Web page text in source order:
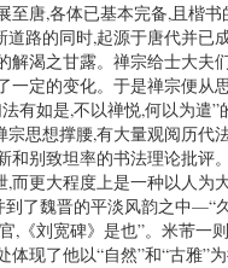
至唐,各体已基本完备,且楷
路的同时,起源于唐代并已
解渴之甘露。禅宗给士大夫
一定的变化。于是禅宗便从
有如是,不以禅悦,何以为遣
思想撑腰,有大量观阅历代
和别致坦率的书法理论批评
而更大程度上是一种以人为
了魏晋的平淡风韵之中—“
,《刘宽碑》是也”。米芾一
现了他以“自然”和“古雅”